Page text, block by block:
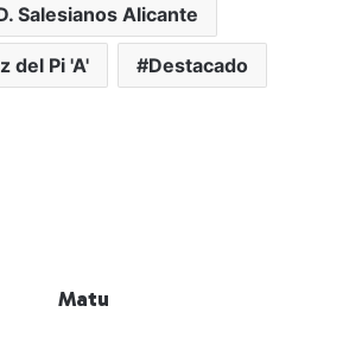
Salesianos Alicante
del Pi 'A' Destacado
Matu